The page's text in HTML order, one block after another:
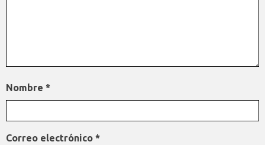
Nombre *
Correo electrónico *